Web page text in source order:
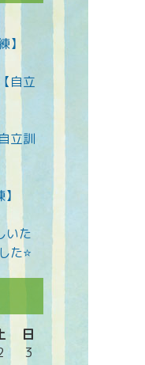
】
自立
立訓
いた
た⭐
日
3